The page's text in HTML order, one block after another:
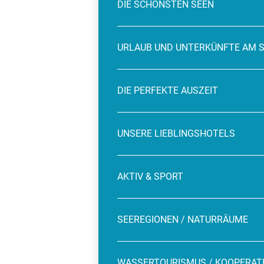
DIE SCHÖNSTEN SEEN
URLAUB UND UNTERKÜNFTE AM
DIE PERFEKTE AUSZEIT
UNSERE LIEBLINGSHOTELS
AKTIV & SPORT
SEEREGIONEN / NATURRÄUME